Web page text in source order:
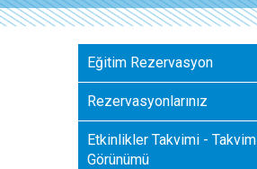
Eğitim Rezervasyon
Rezervasyonlarınız
Etkinlikler Takvimi - Takvim
Görünümü